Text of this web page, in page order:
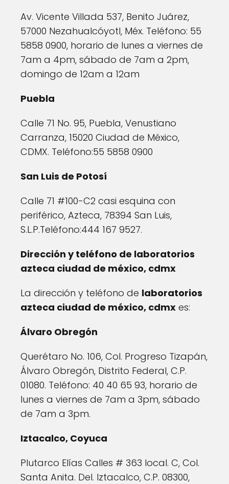
Av. Vicente Villada 537, Benito Juárez,
57000 Nezahualcóyotl, Méx. Teléfono: 55
5858 0900, horario de lunes a viernes de
7am a 4pm, sábado de 7am a 2pm,
domingo de 12am a 12am
Puebla
Calle 71 No. 95, Puebla, Venustiano
Carranza, 15020 Ciudad de México,
CDMX. Teléfono:55 5858 0900
San Luis de Potosí
Calle 71 #100-C2 casi esquina con
periférico, Azteca, 78394 San Luis,
S.L.P.Teléfono:444 167 9527.
Dirección y teléfono de laboratorios
azteca ciudad de méxico, cdmx
La dirección y teléfono de laboratorios
azteca ciudad de méxico, cdmx es:
Álvaro Obregón
Querétaro No. 106, Col. Progreso Tizapán,
Álvaro Obregón, Distrito Federal, C.P.
01080. Teléfono: 40 40 65 93, horario de
lunes a viernes de 7am a 3pm, sábado
de 7am a 3pm.
Iztacalco, Coyuca
Plutarco Elías Calles # 363 local. C, Col.
Santa Anita. Del. Iztacalco, C.P. 08300,